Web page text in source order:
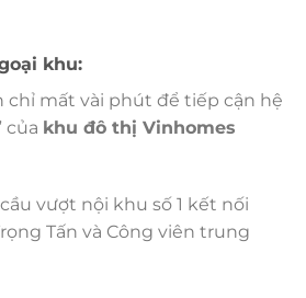
khu:
chỉ mất vài phút để tiếp cận hệ
của khu đô thị Vinhomes
vượt nội khu số 1 kết nối
Tấn và Công viên trung